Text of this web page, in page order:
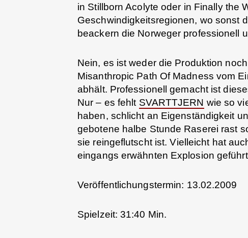
in Stillborn Acolyte oder in Finally the
Geschwindigkeitsregionen, wo sonst
beackern die Norweger professionell
Nein, es ist weder die Produktion
Misanthropic Path Of Madness vom
abhält. Professionell gemacht ist
Nur – es fehlt SVARTTJERN wie so
haben, schlicht an Eigenständigkeit
gebotene halbe Stunde Raserei rast
sie reingeflutscht ist. Vielleicht hat
eingangs erwähnten Explosion
Veröffentlichungstermin: 13.02.2009
Spielzeit: 31:40 Min.